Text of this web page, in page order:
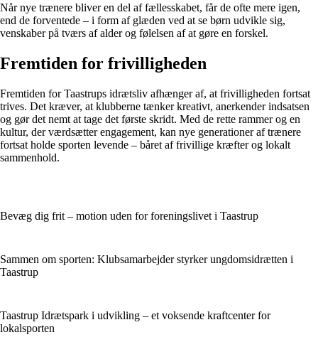
Når nye trænere bliver en del af fællesskabet, får de ofte mere igen,
end de forventede – i form af glæden ved at se børn udvikle sig,
venskaber på tværs af alder og følelsen af at gøre en forskel.
Fremtiden for frivilligheden
Fremtiden for Taastrups idrætsliv afhænger af, at frivilligheden fortsat
trives. Det kræver, at klubberne tænker kreativt, anerkender indsatsen
og gør det nemt at tage det første skridt. Med de rette rammer og en
kultur, der værdsætter engagement, kan nye generationer af trænere
fortsat holde sporten levende – båret af frivillige kræfter og lokalt
sammenhold.
Bevæg dig frit – motion uden for foreningslivet i Taastrup
Sammen om sporten: Klubsamarbejder styrker ungdomsidrætten i
Taastrup
Taastrup Idrætspark i udvikling – et voksende kraftcenter for
lokalsporten